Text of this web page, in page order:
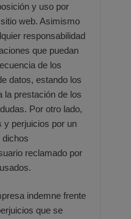
y uso por
web. Asimismo
responsabilidad
que puedan
de los
datos, estando los
la prestación de los
Por otro lado,
y perjuicios por un
dichos
reclamado por
indemne frente
que se